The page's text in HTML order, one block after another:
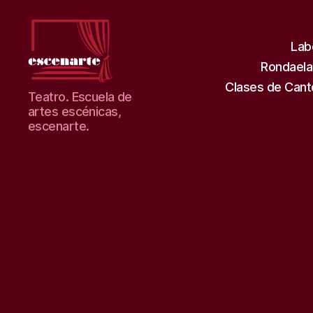
Teatro
escenarte.
Escuela
de
Teatro. Escuela de
artes escénicas,
escenarte.
Clases de